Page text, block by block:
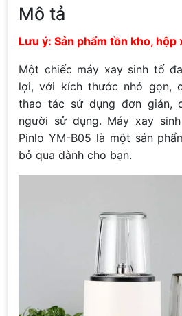
Mô tả
Lưu ý: Sản phẩm tồn kho, hộp
Một chiếc máy xay sinh tố
lợi, với kích thước nhỏ gọn,
thao tác sử dụng đơn giản,
người sử dụng. Máy xay
Pinlo YM-B05 là một sản
bỏ qua dành cho bạn.